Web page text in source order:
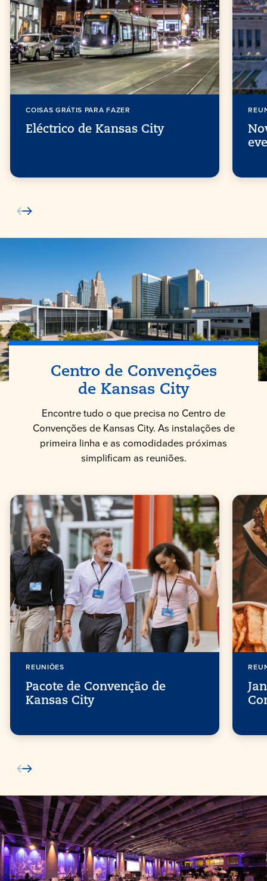
COISAS GRÁTIS PARA FAZER
Eléctrico de Kansas City
Centro de Convenções
de Kansas City
Encontre tudo o que precisa no Centro de
Convenções de Kansas City. As instalações de
primeira linha e as comodidades próximas
simplificam as reuniões.
REUNIÕES
Pacote de Convenção de
Kansas City